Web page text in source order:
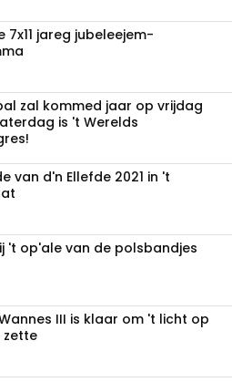
7x11 jareg jubeleejem-
zal kommed jaar op vrijdag
is 't Werelds
van d'n Ellefde 2021 in 't
't op'ale van de polsbandjes
III is klaar om 't licht op
zette